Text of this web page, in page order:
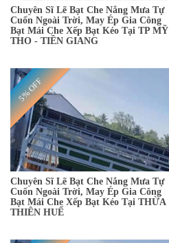
Chuyên Sĩ Lẽ Bạt Che Nắng Mưa Tự
Cuốn Ngoài Trời, May Ép Gia Công
Bạt Mái Che Xếp Bạt Kéo Tại TP MỸ
THO - TIỀN GIANG
5% OFF
Chuyên Sĩ Lẽ Bạt Che Nắng Mưa Tự
Cuốn Ngoài Trời, May Ép Gia Công
Bạt Mái Che Xếp Bạt Kéo Tại THỪA
THIÊN HUẾ